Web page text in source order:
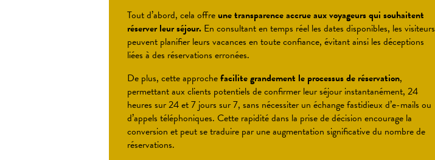
Tout d’abord, cela offreune transparence accrue aux voyageurs qui souhaitent
réserver leur séjour. En consultant en temps réel les dates disponibles, les visiteurs
peuvent planifier leurs vacances en toute confiance, évitant ainsi les déceptions
liées à des réservations erronées.
De plus, cette approchefacilite grandement le processus de réservation,
permettant aux clients potentiels de confirmer leur séjour instantanément, 24
heures sur 24 et 7 jours sur 7, sans nécessiter un échange fastidieux d’e-mails ou
d’appels téléphoniques. Cette rapidité dans la prise de décision encourage la
conversion et peut se traduire par une augmentation significative du nombre de
réservations.